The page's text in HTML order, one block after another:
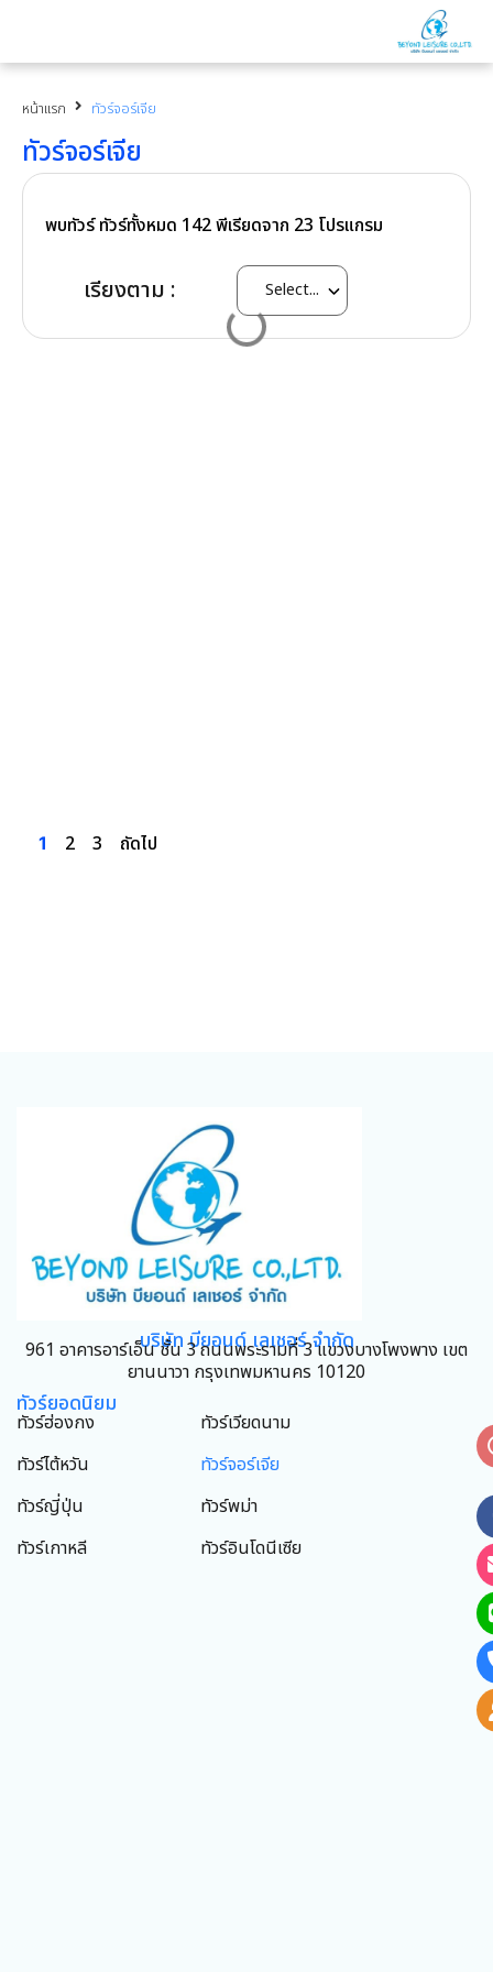
หน้าแรก ทัวร์จอร์เจีย
ทัวร์จอร์เจีย
พบทัวร์ ทัวร์ทั้งหมด 142พีเรียดจาก 23 โปรแกรม
เรียงตาม :
1 2 3 ถัดไป
บริษัท บียอนด์ เลเชอร์ จำกัด
961 อาคารอาร์เอ็น ชั้น 3 ถนนพระรามที่ 3 แขวงบางโพงพาง เขต
ยานนาวา กรุงเทพมหานคร 10120
ทัวร์ยอดนิยม
ทัวร์ฮ่องกง
ทัวร์ไต้หวัน
ทัวร์ญี่ปุ่น
ทัวร์เกาหลี
ทัวร์เวียดนาม
ทัวร์จอร์เจีย
ทัวร์พม่า
ทัวร์อินโดนีเซีย